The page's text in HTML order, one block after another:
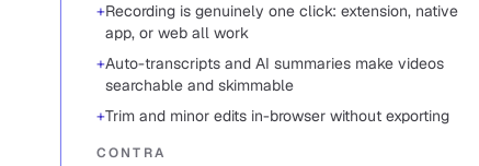
+Recording is genuinely one click: extension, native
app, or web all work
+Auto-transcripts and AI summaries make videos
searchable and skimmable
+Trim and minor edits in-browser without exporting
CONTRA